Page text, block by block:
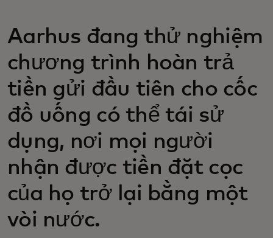
Aarhus đang thử nghiệm
chương trình hoàn trả
tiền gửi đầu tiên cho cốc
đồ uống có thể tái sử
dụng, nơi mọi người
nhận được tiền đặt cọc
của họ trở lại bằng một
vòi nước.